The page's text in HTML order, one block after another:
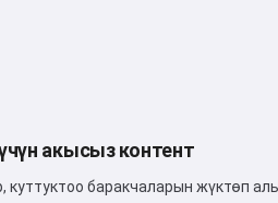
акысыз контент
куттуктоо баракчаларын жүктөп